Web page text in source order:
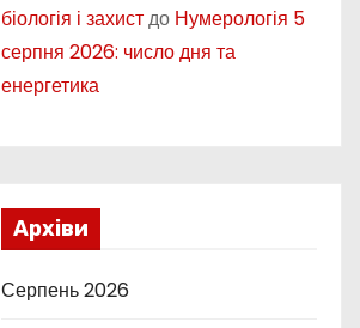
біологія і захистдо Нумерологія 5
серпня 2026: число дня та
енергетика
Архіви
Серпень 2026